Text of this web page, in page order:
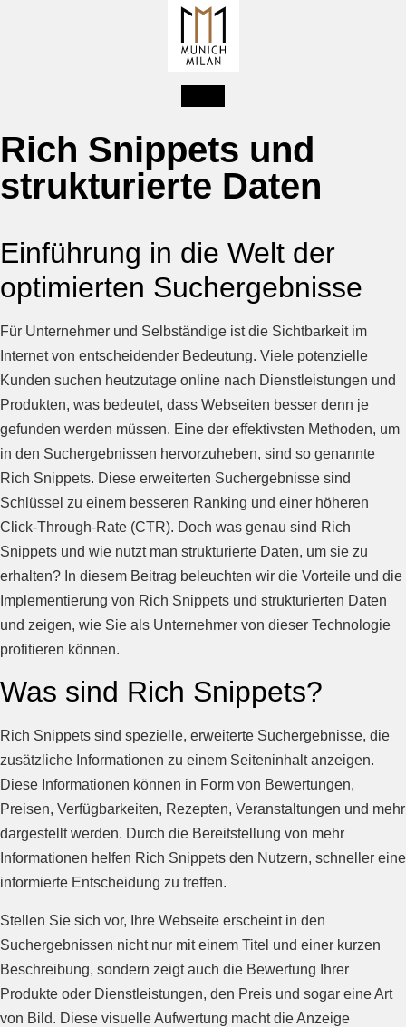
Rich Snippets und
strukturierte Daten
Einführung in die Welt der
optimierten Suchergebnisse
Für Unternehmer und Selbständige ist die Sichtbarkeit im
Internet von entscheidender Bedeutung. Viele potenzielle
Kunden suchen heutzutage online nach Dienstleistungen und
Produkten, was bedeutet, dass Webseiten besser denn je
gefunden werden müssen. Eine der effektivsten Methoden, um
in den Suchergebnissen hervorzuheben, sind so genannte
Rich Snippets. Diese erweiterten Suchergebnisse sind
Schlüssel zu einem besseren Ranking und einer höheren
Click-Through-Rate (CTR). Doch was genau sind Rich
Snippets und wie nutzt man strukturierte Daten, um sie zu
erhalten? In diesem Beitrag beleuchten wir die Vorteile und die
Implementierung von Rich Snippets und strukturierten Daten
und zeigen, wie Sie als Unternehmer von dieser Technologie
profitieren können.
Was sind Rich Snippets?
Rich Snippets sind spezielle, erweiterte Suchergebnisse, die
zusätzliche Informationen zu einem Seiteninhalt anzeigen.
Diese Informationen können in Form von Bewertungen,
Preisen, Verfügbarkeiten, Rezepten, Veranstaltungen und mehr
dargestellt werden. Durch die Bereitstellung von mehr
Informationen helfen Rich Snippets den Nutzern, schneller eine
informierte Entscheidung zu treffen.
Stellen Sie sich vor, Ihre Webseite erscheint in den
Suchergebnissen nicht nur mit einem Titel und einer kurzen
Beschreibung, sondern zeigt auch die Bewertung Ihrer
Produkte oder Dienstleistungen, den Preis und sogar eine Art
von Bild. Diese visuelle Aufwertung macht die Anzeige